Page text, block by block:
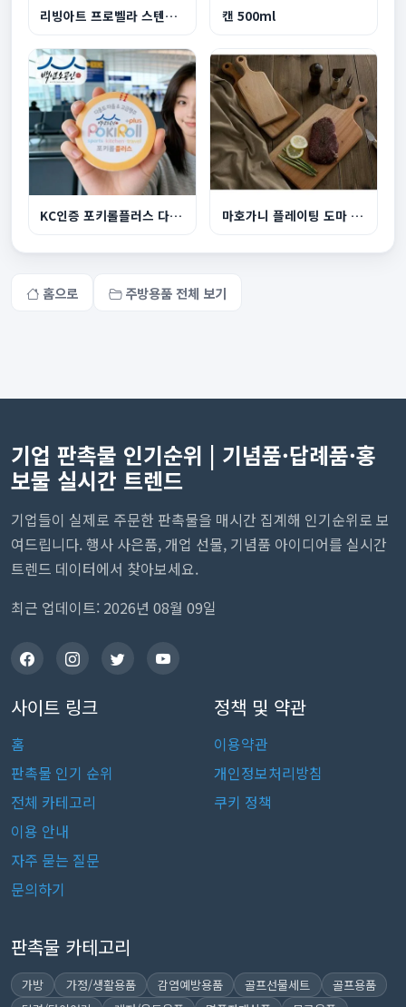
리빙아트 프로벨라 스텐찬통 2종세트 2500ml 캔 500ml
KC인증 포키롤플러스 다용도 압축타올 행주 마호가니 플레이팅 도마 핸들형M
홈으로 주방용품 전체 보기
기업 판촉물 인기순위 | 기념품·답례품·홍
보물 실시간 트렌드
기업들이 실제로 주문한 판촉물을 매시간 집계해 인기순위로 보
여드립니다. 행사 사은품, 개업 선물, 기념품 아이디어를 실시간
트렌드 데이터에서 찾아보세요.
최근 업데이트: 2026년 08월 09일
사이트 링크
홈
판촉물 인기 순위
전체 카테고리
이용 안내
자주 묻는 질문
문의하기
정책 및 약관
이용약관
개인정보처리방침
쿠키 정책
판촉물 카테고리
가방 가정/생활용품 감염예방용품 골프선물세트
골프용품